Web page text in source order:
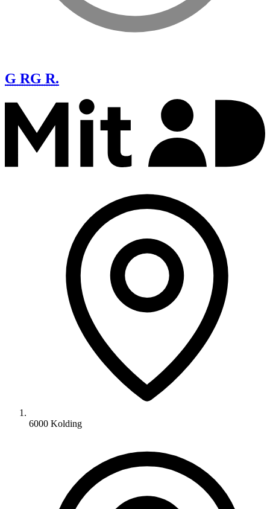
G RG R.
6000 Kolding